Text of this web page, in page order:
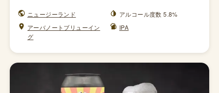
ニュージーランド
アルコール度数 5.8%
アーバノートブリューイン
グ
IPA